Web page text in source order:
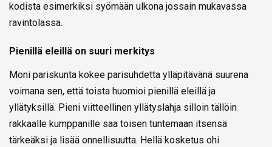
kodista esimerkiksi syömään ulkona jossain mukavassa
ravintolassa.
Pienillä eleillä on suuri merkitys
Moni pariskunta kokee parisuhdetta ylläpitävänä suurena
voimana sen, että toista huomioi pienillä eleillä ja
yllätyksillä. Pieni viitteellinen yllätyslahja silloin tällöin
rakkaalle kumppanille saa toisen tuntemaan itsensä
tärkeäksi ja lisää onnellisuutta. Hellä kosketus ohi